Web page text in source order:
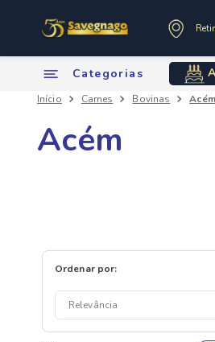
Categorias
Carnes Bovinas Acém
Acém
Relevância